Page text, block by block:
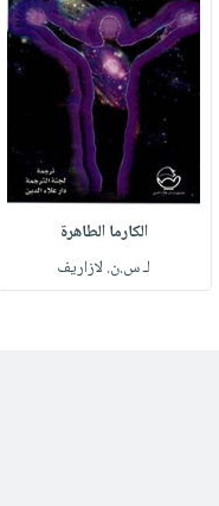
الكارما الطاهرة
لـ س.ن. لازاريف